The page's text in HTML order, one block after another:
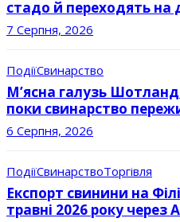
стадо й переходять
7 Серпня, 2026
ПодіїСвинарство
М’ясна галузь
поки свинарство
6 Серпня, 2026
ПодіїСвинарствоТоргівля
Експорт свинини на
травні 2026 року через